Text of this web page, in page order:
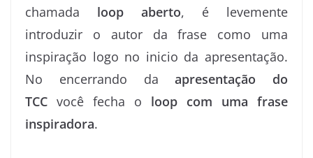
chamada loop aberto, é levemente
introduzir o autor da frase como uma
inspiração logo no inicio da apresentação.
No encerrando daapresentação do
TCC você fecha o loop com uma frase
inspiradora.